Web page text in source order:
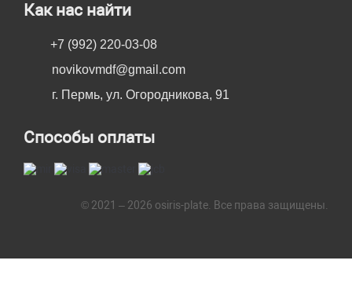
Как нас найти
+7 (992) 220-03-08
novikovmdf@gmail.com
г. Пермь, ул. Огородникова, 91
Способы оплаты
© 2021 – 2026 osiris-plate. Все права защищены.